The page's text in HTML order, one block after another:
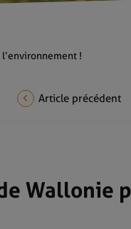
!
Article précédent
Wallonie